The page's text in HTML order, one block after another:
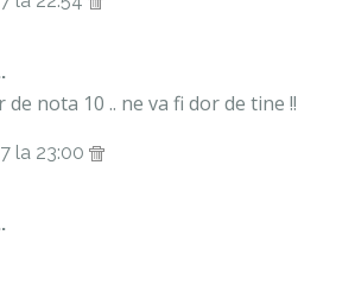
nota 10 .. ne va fi dor de tine !!
la 23:00